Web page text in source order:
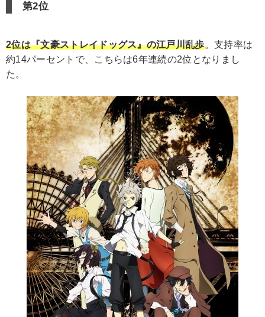
第2位
2位は『文豪ストレイドッグス』の江戸川乱歩。支持率は
約14パーセントで、こちらは6年連続の2位となりまし
た。